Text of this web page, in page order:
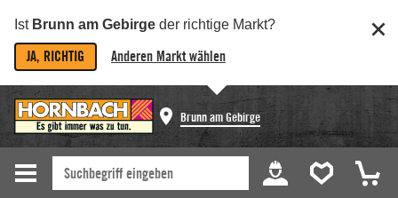
Ist Brunn am Gebirge der richtige Markt?
JA, RICHTIG Anderen Markt wählen
Brunn am Gebirge